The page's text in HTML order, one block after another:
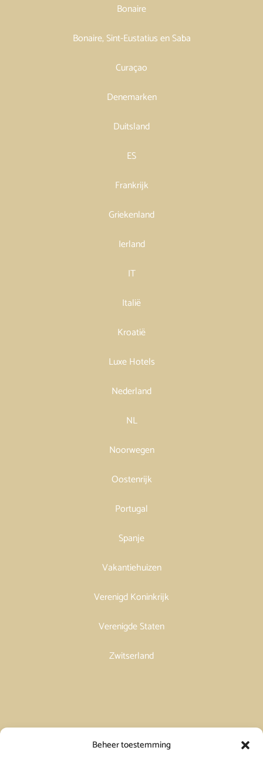
Beheer toestemming
Bonaire
Bonaire, Sint-Eustatius en Saba
Curaçao
Denemarken
Duitsland
ES
Frankrijk
Griekenland
Ierland
IT
Italië
Kroatië
Luxe Hotels
Nederland
NL
Noorwegen
Oostenrijk
Portugal
Spanje
Vakantiehuizen
Verenigd Koninkrijk
Verenigde Staten
Zwitserland